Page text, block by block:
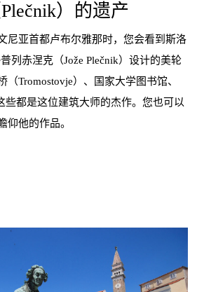
）的遗产
亚首都卢布尔雅那时，您会看到斯洛
列赤涅克（Jože Plečnik）设计的美轮
Tromostovje）、国家大学图书馆、
都是这位建筑大师的杰作。您也可以
仰他的作品。